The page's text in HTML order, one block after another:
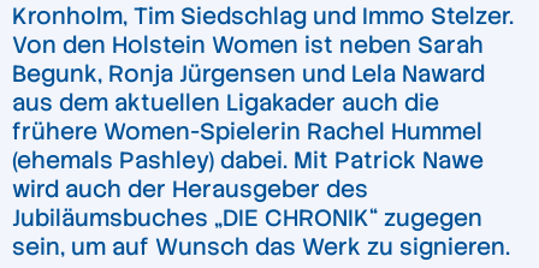
Kronholm, Tim Siedschlag und Immo Stelzer.
Von den Holstein Women ist neben Sarah
Begunk, Ronja Jürgensen und Lela Naward
aus dem aktuellen Ligakader auch die
frühere Women-Spielerin Rachel Hummel
(ehemals Pashley) dabei. Mit Patrick Nawe
wird auch der Herausgeber des
Jubiläumsbuches „DIE CHRONIK“ zugegen
sein, um auf Wunsch das Werk zu signieren.